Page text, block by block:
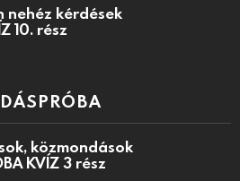
nehéz kérdések
10. rész
közmondások
KVÍZ 3 rész